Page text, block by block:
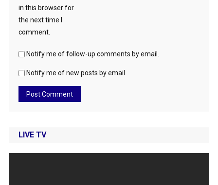
in this browser for
the next time I
comment.
Notify me of follow-up comments by email.
Notify me of new posts by email.
LIVE TV